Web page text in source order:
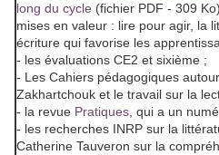
long du cycle (fichier PDF - 309
mises en valeur : lire pour agir, la
écriture qui favorise les
- les évaluations CE2 et sixième ;
- Les Cahiers pédagogiques
Zakhartchouk et le travail sur la
- la revue Pratiques , qui a un
- les recherches INRP sur la
Catherine Tauveron sur la